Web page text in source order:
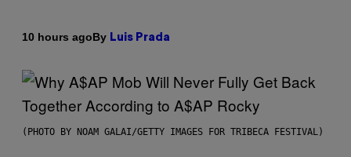
10 hours agoBy Luis Prada
(PHOTO BY NOAM GALAI/GETTY IMAGES FOR TRIBECA FESTIVAL)